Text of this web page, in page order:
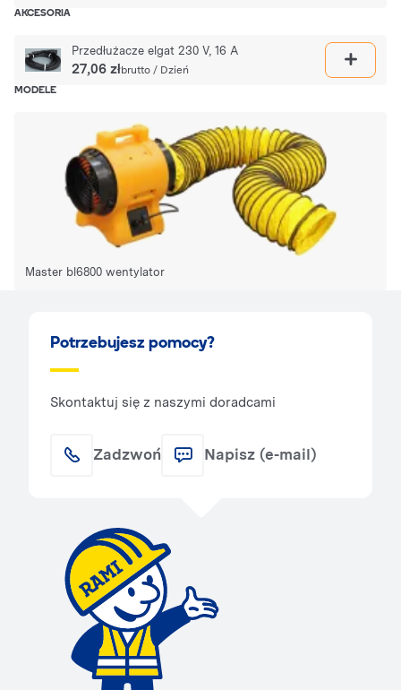
AKCESORIA
Przedłużacze elgat 230 V, 16 A
27,06 złbrutto / Dzień
MODELE
Master bl6800 wentylator
Potrzebujesz pomocy?
Skontaktuj się z naszymi doradcami
Zadzwoń Napisz (e-mail)